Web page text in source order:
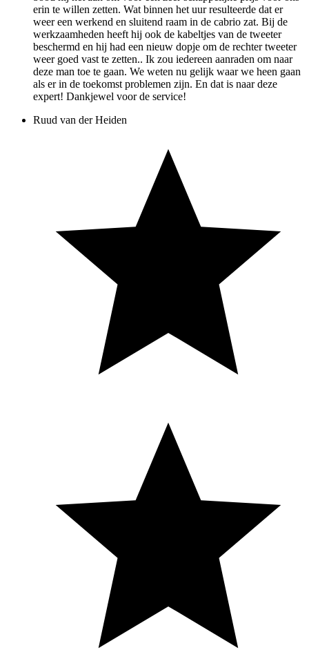
erin te willen zetten. Wat binnen het uur resulteerde dat er
weer een werkend en sluitend raam in de cabrio zat. Bij de
werkzaamheden heeft hij ook de kabeltjes van de tweeter
beschermd en hij had een nieuw dopje om de rechter tweeter
weer goed vast te zetten.. Ik zou iedereen aanraden om naar
deze man toe te gaan. We weten nu gelijk waar we heen gaan
als er in de toekomst problemen zijn. En dat is naar deze
expert! Dankjewel voor de service!
Ruud van der Heiden